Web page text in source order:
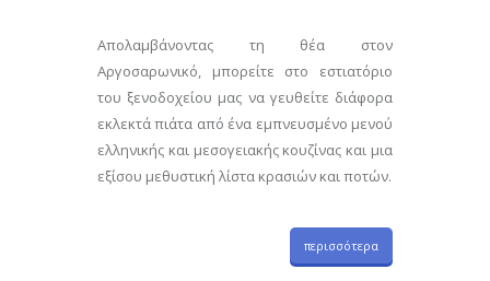
Απολαμβάνοντας τη θέα στον
Αργοσαρωνικό, μπορείτε στο εστιατόριο
του ξενοδοχείου μας να γευθείτε διάφορα
εκλεκτά πιάτα από ένα εμπνευσμένο μενού
ελληνικής και μεσογειακής κουζίνας και μια
εξίσου μεθυστική λίστα κρασιών και ποτών.
περισσότερα